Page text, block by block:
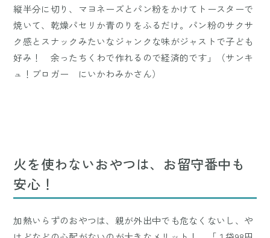
縦半分に切り、マヨネーズとパン粉をかけてトースターで
焼いて、乾燥パセリか青のりをふるだけ。パン粉のサクサ
ク感とスナックみたいなジャンクな味がジャストで子ども
好み！ 余ったちくわで作れるので経済的です」（サンキ
ュ！ブロガー にいかわみかさん）
火を使わないおやつは、お留守番中も
安心！
加熱いらずのおやつは、親が外出中でも危なくないし、や